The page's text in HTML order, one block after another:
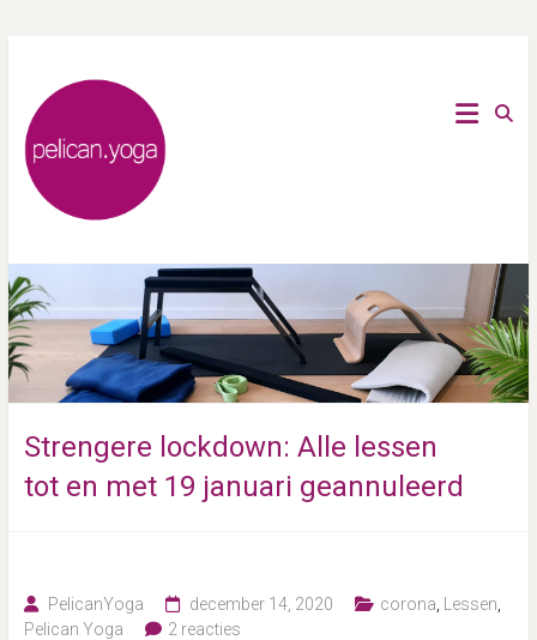
inhoud
Pelican
Yoga
Critical
Alignment
yoga,
Rug-nek-
schouder
yoga, Yin
yoga en
Strengere lockdown: Alle lessen
tot en met 19 januari geannuleerd
PelicanYoga december 14, 2020 corona Lessen
Pelican Yoga
2 reacties